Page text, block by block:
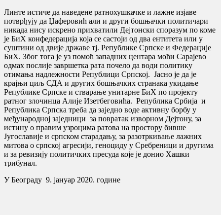
Линте истиче да наведене ратнохушкачке и лажне изјаве
потврђују да Џаферовић али и други бошњачки политичари
никада нису искрено прихватили Дејтонски споразум по коме
је БиХ конфедерација која се састоји од два ентитета или у
суштини од двије државе тј. Републике Српске и Федерације
БиХ. Због тога је уз помоћ западних центара моћи Сарајево
одмах послије завршетка рата почело да води политику
отимања надлежности Републици Српској. Јасно је да је
крајњи циљ СДА и других бошњачких странака укидање
Републике Српске и стварање унитарне БиХ по пројекту
ратног злочинца Алије Изетбеговића. Република Србија и
Република Српска треба да заједно воде активну борбу у
међународној заједници за повратак изворном Дејтону, за
истину о правим узроцима ратова на простору бивше
Југославије и српском старадању, за разотркивање лажних
митова о српској агресији, геноциду у Сребреници и другима
и за ревизију политичких пресуда које је донио Хашки
трибунал.
У Београду 9. јануар 2020. године